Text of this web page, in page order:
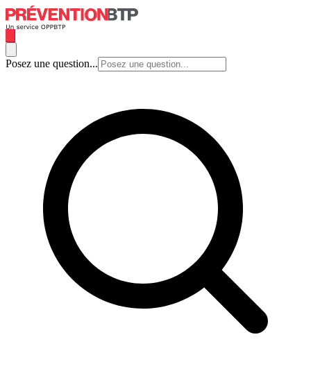
Posez une question...